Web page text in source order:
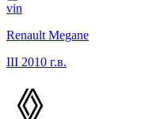
vin
Renault Megane
III 2010 г.в.